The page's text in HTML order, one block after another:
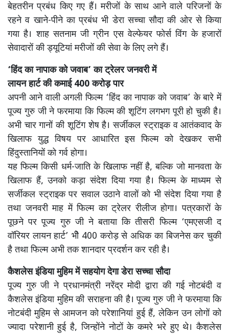
बेहतरीन प्रबंध किए गए हैं। मरीजों के साथ आने वाले परिजनों के
रहने व खाने-पीने का प्रबंध भी डेरा सच्चा सौदा की ओर से किया
गया है। शाह सतनाम जी ग्रीन एस वेल्फेयर फोर्स विंग के हजारों
सेवादारों की ड्यूटियां मरीजों की सेवा के लिए लगे हैं।
‘हिंद का नापाक को जवाब’ का ट्रेलर जनवरी में
लायन हार्ट की कमाई 400 करोड़ पार
अपनी आने वाली अगली फिल्म ‘हिंद का नापाक को जवाब’ के बारे में
पूज्य गुरु जी ने फरमाया कि फिल्म की शूटिंग लगभग पूरी हो चुकी है।
अभी चार गानों की शूटिंग शेष है। सर्जीकल स्ट्राइक व आतंकवाद के
खिलाफ युद्ध विषय पर आधारित इस फिल्म को देखकर सभी
हिंदुस्तानियों को गर्व होगा।
यह फिल्म किसी धर्म-जाति के खिलाफ नहीं है, बल्कि जो मानवता के
खिलाफ हैं, उनको कड़ा संदेश दिया गया है। फिल्म के माध्यम से
सर्जीकल स्ट्राइक पर सवाल उठाने वालों को भी संदेश दिया गया है
तथा जनवरी माह में फिल्म का ट्रेलर रीलीज होगा। पत्रकारों के
पूछने पर पूज्य गुरु जी ने बताया कि तीसरी फिल्म ‘एमएसजी द
वॉरियर लायन हार्ट’ भीे 400 करोड़ से अधिक का बिजनेस कर चुकी
है तथा फिल्म अभी तक शानदार प्रदर्शन कर रही है।
कैशलेस इंडिया मुहिम में सहयोग देगा डेरा सच्चा सौदा
पूज्य गुरु जी ने प्रधानमंत्री नरेंद्र मोदी द्वारा की गई नोटबंदी व
कैशलेस इंडिया मुहिम की सराहना की है। पूज्य गुरु जी ने फरमाया कि
नोटबंदी मुहिम से आमजन को परेशानियां हुई हैं, लेकिन उन लोगों को
ज्यादा परेशानी हुई है, जिन्होंने नोटों के कमरे भरे हुए थे। कैशलेस